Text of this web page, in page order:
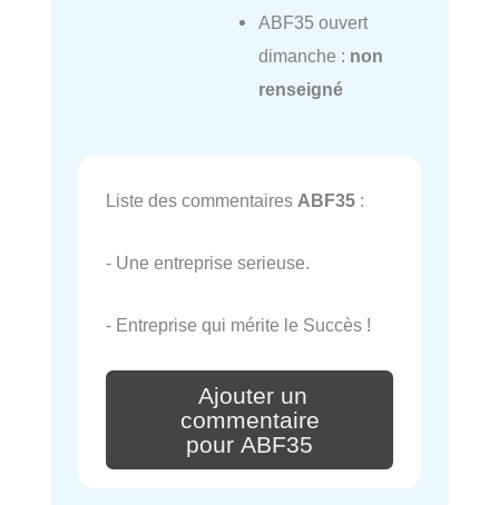
ABF35 ouvert
dimanche : non
renseigné
Liste des commentaires ABF35 :
- Une entreprise serieuse.
- Entreprise qui mérite le Succès !
Ajouter un
commentaire
pour ABF35